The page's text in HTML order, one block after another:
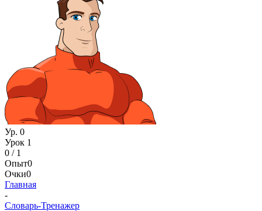
Ур. 0
Урок 1
0 / 1
Опыт0
Очки0
Главная
-
Словарь-Тренажер